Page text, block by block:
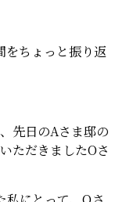
をちょっと振り返
先日のAさま邸の
ただきましたOさ